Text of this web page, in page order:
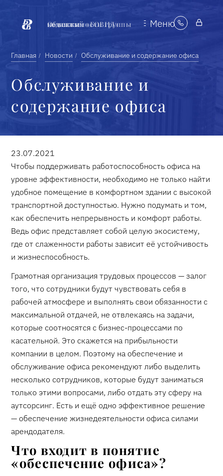
Объекты недвижимости группы компаний «БОВИД» Меню
Главная Новости Обслуживание и содержание офиса
Обслуживание и
содержание офиса
23.07.2021
Чтобы поддерживать работоспособность офиса на
уровне эффективности, необходимо не только найти
удобное помещение в комфортном здании с высокой
транспортной доступностью. Нужно подумать и том,
как обеспечить непрерывность и комфорт работы.
Ведь офис представляет собой целую экосистему,
где от слаженности работы зависит её устойчивость
и жизнеспособность.
Грамотная организация трудовых процессов — залог
того, что сотрудники будут чувствовать себя в
рабочей атмосфере и выполнять свои обязанности с
максимальной отдачей, не отвлекаясь на задачи,
которые соотносятся с бизнес-процессами по
касательной. Это скажется на прибыльности
компании в целом. Поэтому на обеспечение и
обслуживание офиса рекомендуют либо выделить
несколько сотрудников, которые будут заниматься
только этими вопросами, либо отдать эту сферу на
аутсорсинг. Есть и ещё одно эффективное решение
— обеспечение жизнедеятельности офиса силами
арендодателя.
Что входит в понятие
«обеспечение офиса»?